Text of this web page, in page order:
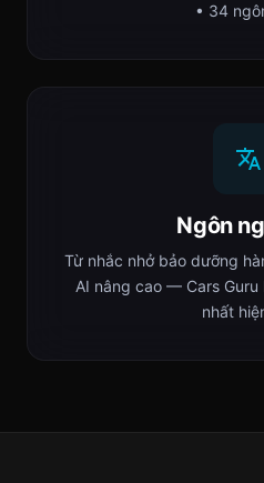
• 34
Ngôn
Từ nhắc nhở bảo dưỡng
AI nâng cao — Cars
nhất